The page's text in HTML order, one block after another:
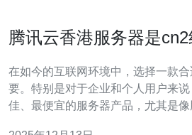
腾讯云香港服务器是
在如今的互联网环境中，选择一款
要。特别是对于企业和个人用户来
佳、最便宜的服务器产品，尤其是